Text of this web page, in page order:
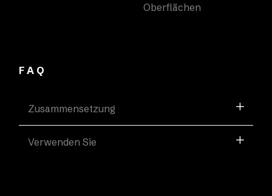
Oberflächen
FAQ
Zusammensetzung
Verwenden Sie